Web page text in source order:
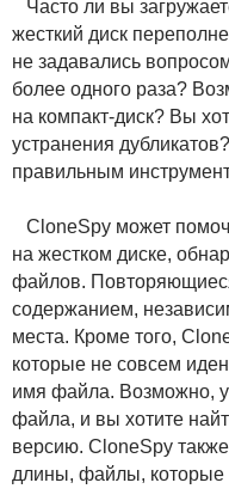
Часто ли вы
жесткий диск
не задавались
более одного раза?
на компакт-диск? Вы
устранения
правильным
CloneSpy может
на жестком диске,
файлов.
содержанием,
места. Кроме того,
которые не совсем
имя файла. Возможно, у
файла, и вы хотите
версию. CloneSpy
длины, файлы,